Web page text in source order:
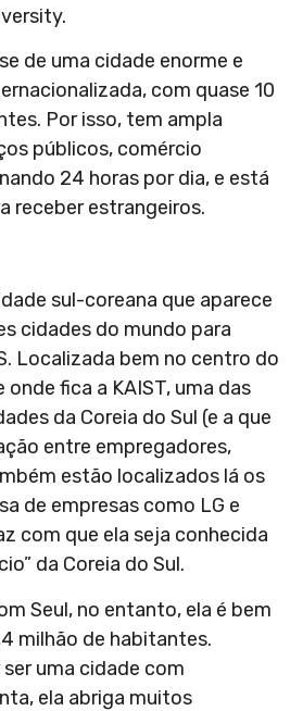
de uma cidade enorme e
com quase 10
Por isso, tem ampla
públicos, comércio
24 horas por dia, e está
receber estrangeiros.
sul-coreana que aparece
cidades do mundo para
Localizada bem no centro do
onde fica a KAIST, uma das
da Coreia do Sul (e a que
entre empregadores,
estão localizados lá os
de empresas como LG e
com que ela seja conhecida
da Coreia do Sul.
Seul, no entanto, ela é bem
milhão de habitantes.
uma cidade com
ela abriga muitos